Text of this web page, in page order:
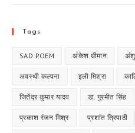
Tags
SAD POEM अंकेश धीमान अंशु
अवस्थी कल्पना इली मिश्रा
जितेंद्र कुमार यादव डा. गुरमीत सिंह
प्रकाश रंजन मिश्र प्रशांत त्रिपाठी